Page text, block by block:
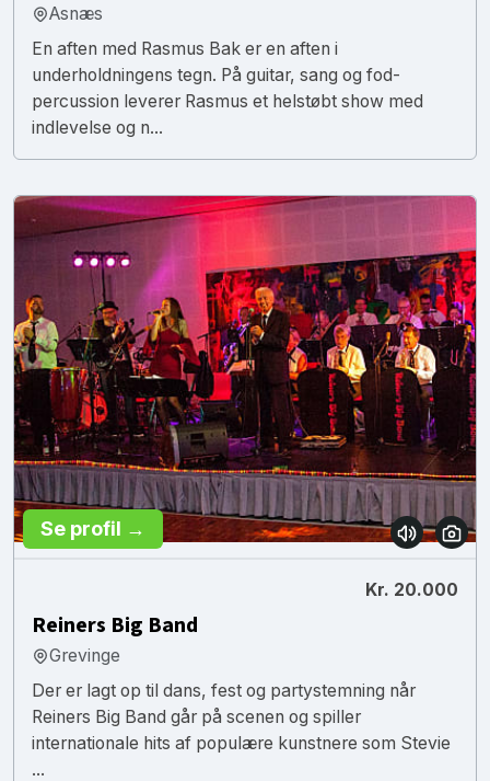
Asnæs
En aften med Rasmus Bak er en aften i
underholdningens tegn. På guitar, sang og fod-
percussion leverer Rasmus et helstøbt show med
indlevelse og n...
Se profil →
Kr. 20.000
Reiners Big Band
Grevinge
Der er lagt op til dans, fest og partystemning når
Reiners Big Band går på scenen og spiller
internationale hits af populære kunstnere som Stevie
...